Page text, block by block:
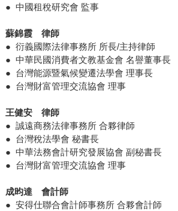
● 中國租稅研究會 監事
蘇錦霞 律師
● 衍義國際法律事務所 所長/主持律師
● 中華民國消費者文教基金會 名譽董事長
● 台灣能源暨氣候變遷法學會 理事長
● 台灣財富管理交流協會 理事
王健安 律師
● 誠遠商務法律事務所 合夥律師
● 台灣稅法學會 秘書長
● 中華法務會計研究發展協會 副秘書長
● 台灣財富管理交流協會 理事
成昀達 會計師
● 安得仕聯合會計師事務所 合夥會計師